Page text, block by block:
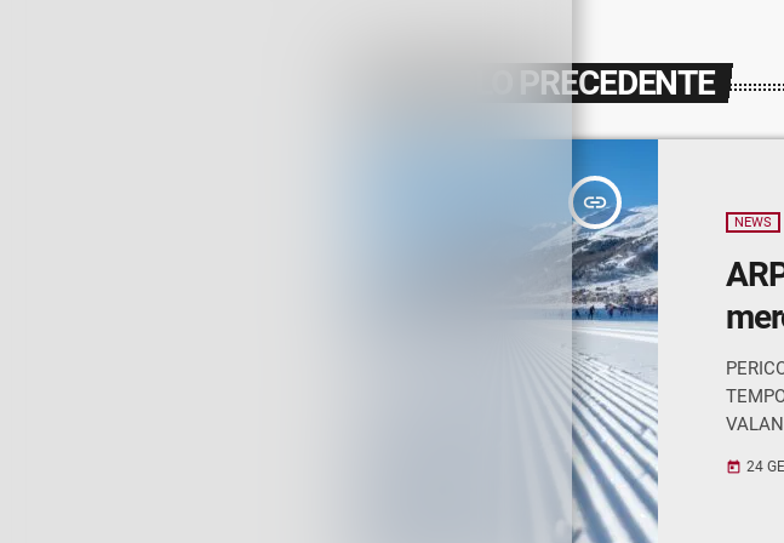
ARTICOLO PRECEDENTE
insert_link
NEWS
today 24